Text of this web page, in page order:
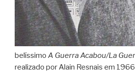
belíssimo A Guerra Acabou/La
realizado por Alain Resnais em